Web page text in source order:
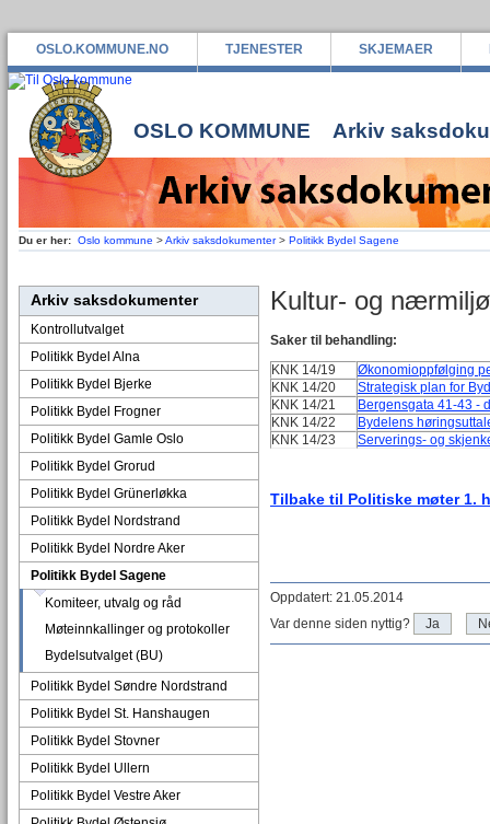
OSLO.KOMMUNE.NO TJENESTER SKJEMAER
OSLO KOMMUNE Arkiv
Du er her: Oslo kommune >Arkiv saksdokumenter> Politikk Bydel Sagene
Arkiv saksdokumenter
Kontrollutvalget
Politikk Bydel Alna
Politikk Bydel Bjerke
Politikk Bydel Frogner
Politikk Bydel Gamle Oslo
Politikk Bydel Grorud
Politikk Bydel Grünerløkka
Politikk Bydel Nordstrand
Politikk Bydel Nordre Aker
Politikk Bydel Sagene
Komiteer, utvalg og råd
Møteinnkallinger og protokoller
Bydelsutvalget (BU)
Politikk Bydel Søndre Nordstrand
Politikk Bydel St. Hanshaugen
Politikk Bydel Stovner
Politikk Bydel Ullern
Politikk Bydel Vestre Aker
Kultur- og
Saker til behandling:
KNK 14/19
Økonomioppfølging
KNK 14/20
Strategisk plan for
KNK 14/21
Bergensgata 41-43 -
KNK 14/22
Bydelens
KNK 14/23
Serverings- og
Tilbake til Politiske møter 1.
Oppdatert: 21.05.2014
Var denne siden nyttig?
Ja